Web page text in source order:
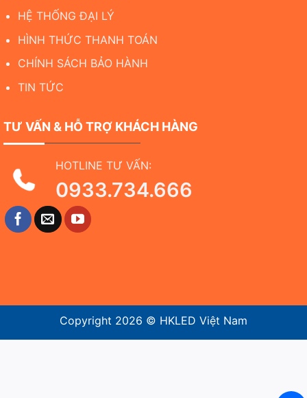
HỆ THỐNG ĐẠI LÝ
HÌNH THỨC THANH TOÁN
CHÍNH SÁCH BẢO HÀNH
TIN TỨC
TƯ VẤN & HỖ TRỢ KHÁCH HÀNG
HOTLINE TƯ VẤN:
0933.734.666
Copyright 2026 © HKLED Việt Nam